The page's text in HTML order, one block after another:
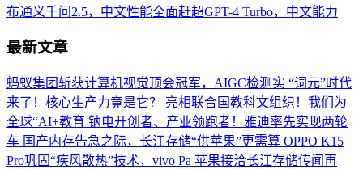
布通义千问2.5，中文性能全面赶超GPT-4 Turbo，中文能力
最新文章
蚂蚁集团斩获计算机视觉顶会冠军，AIGC检测实 “词元”时代
来了！核心生产力竟是它？
亮相联合国教科文组织！我们为
全球“AI+教育 钠电开创者、产业领跑者！雅迪率先实现两轮
车 国产内存告急之际，长江存储“供苹果”更需算 OPPO K15
Pro巩固“疾风散热”技术，vivo Pa 苹果接洽长江存储传闻再